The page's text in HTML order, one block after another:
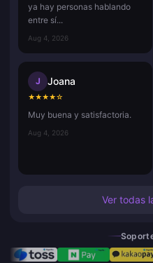
ya hay personas hablando
entre sí...
Aug 4, 2026
J Joana
★★★★☆
Muy buena y satisfactoria.
Aug 4, 2026
Ver todas